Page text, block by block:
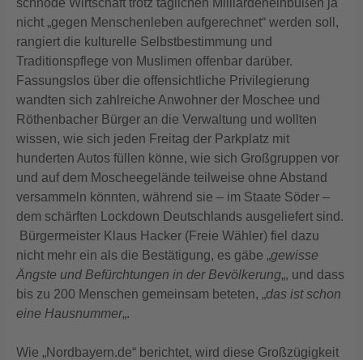
schnöde Wirtschaft trotz täglichen Milliardeneinbußen ja
nicht „gegen Menschenleben aufgerechnet“ werden soll,
rangiert die kulturelle Selbstbestimmung und
Traditionspflege von Muslimen offenbar darüber.
Fassungslos über die offensichtliche Privilegierung
wandten sich zahlreiche Anwohner der Moschee und
Röthenbacher Bürger an die Verwaltung und wollten
wissen, wie sich jeden Freitag der Parkplatz mit
hunderten Autos füllen könne, wie sich Großgruppen vor
und auf dem Moscheegelände teilweise ohne Abstand
versammeln könnten, während sie – im Staate Söder –
dem schärften Lockdown Deutschlands ausgeliefert sind.
Bürgermeister Klaus Hacker (Freie Wähler) fiel dazu
nicht mehr ein als die Bestätigung, es gäbe „gewisse
Ängste und Befürchtungen in der Bevölkerung„, und dass
bis zu 200 Menschen gemeinsam beteten, „das ist schon
eine Hausnummer„.
Wie „Nordbayern.de“ berichtet, wird diese Großzügigkeit